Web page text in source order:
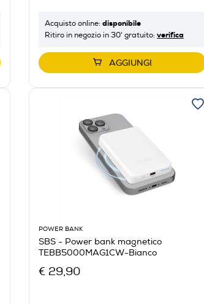
Acquisto online: disponibile
Ritiro in negozio in 30' gratuito: verifica
AGGIUNGI
POWER BANK
SBS - Power bank magnetico
TEBB5000MAG1CW-Bianco
€ 29,90